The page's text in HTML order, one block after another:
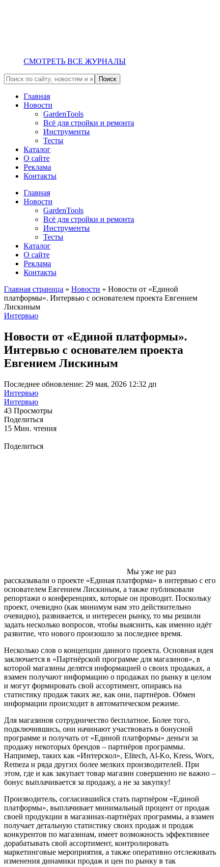
СМОТРЕТЬ ВСЕ ЖУРНАЛЫ
Главная
Новости
GardenTools
Всё для стройки и ремонта
Инструменты
Тесты
Каталог
О сайте
Реклама
Контакты
Главная
Новости
GardenTools
Всё для стройки и ремонта
Инструменты
Тесты
Каталог
О сайте
Реклама
Контакты
Главная страница » Новости » Новости от «Единой
платформы». Интервью с основателем проекта Евгением
Лискиным
Интервью
Новости от «Единой платформы».
Интервью с основателем проекта
Евгением Лискиным
Последнее обновление: 29 мая, 2026 12:32 дп
Интервью
Интервью
43 Просмотры
Поделиться
15 Мин. чтения
Поделиться
Мы уже не раз
рассказывали о проекте «Единая платформа» в интервью с его
основателем Евгением Лиcкиным, а также публиковали
репортажи о конференциях, которые он проводит. Поскольку
проект, очевидно (как минимум нам это действительно
очевидно), развивается, и интересен рынку, то мы решили
задать несколько вопросов, чтобы выяснить, как именно идёт
развитие, что нового произошло за последнее время.
Несколько слов о концепции данного проекта. Основная идея
заключается в «Партнёрской программе для магазинов», в
которой магазины делятся информацией о своих продажах, а
взамен получают информацию о продажах по рынку в целом
и могут формировать свой ассортимент, опираясь на
статистику продаж таких же, как они, партнёров. Обмен
информации происходит в автоматическом режиме.
Для магазинов сотрудничество бесплатное. Более того,
подключившись, они начинают участвовать в бонусной
программе и получать от «Единой платформы» деньги за
продажу некоторых брендов – партнёров программы.
Например, таких как «Интерскол», Elitech, Al-Ko, Kress, Worx,
Remeza и ряда других более мелких производителей. При
этом, где и как закупает товар магазин совершенно не важно –
бонус выплачивается за продажу, а не за закупку!
Производитель, согласившийся стать партнёром «Единой
платформы», выплачивает минимальный процент от продаж
своей продукции в магазинах-партнёрах программы, а взамен
получает детальную статистику своих продаж и продаж
конкурентов по магазинам, имеет возможность эффективнее
дорабатывать свой ассортимент, контролировать
маркетинговые мероприятия, а также оперативно отслеживать
изменения динамики продаж и цен по рынку в так